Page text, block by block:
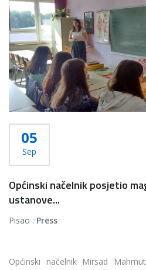
05
Sep
Općinski načelnik posjetio
ustanove...
Pisao : Press
Općinski načelnik Mirsad